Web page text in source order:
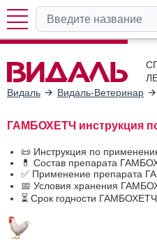
Видаль
Видаль-Ветеринар
ГАМБОХЕТЧ инструкция
📜 Инструкция по
💊 Состав препарата
✅ Применение препарата
📅 Условия хранения
⏳ Срок годности ГАМБОХЕТЧ